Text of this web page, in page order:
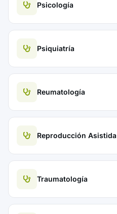
Psicología
Psiquiatría
Reumatología
Reproducción Asistida
Traumatología